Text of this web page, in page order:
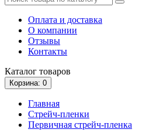
Оплата и доставка
О компании
Отзывы
Контакты
Каталог товаров
Корзина: 0
Главная
Стрейч-пленки
Первичная стрейч-пленка